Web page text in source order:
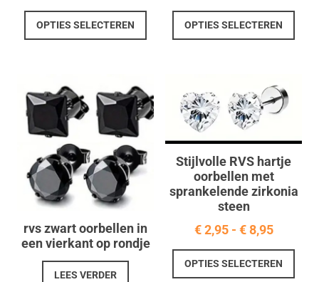
OPTIES SELECTEREN
Dit
Deze
optie
gekozen
worden
prijs
was:
prijs
is:
OPTIES SELECTEREN
Dit
rvs zwart oorbellen in
een vierkant op rondje
LEES VERDER
Stijlvolle RVS hartje
oorbellen met
sprankelende zirkonia
steen
€2,95 - €8,95
€ 2,95
tot
OPTIES SELECTEREN
Dit